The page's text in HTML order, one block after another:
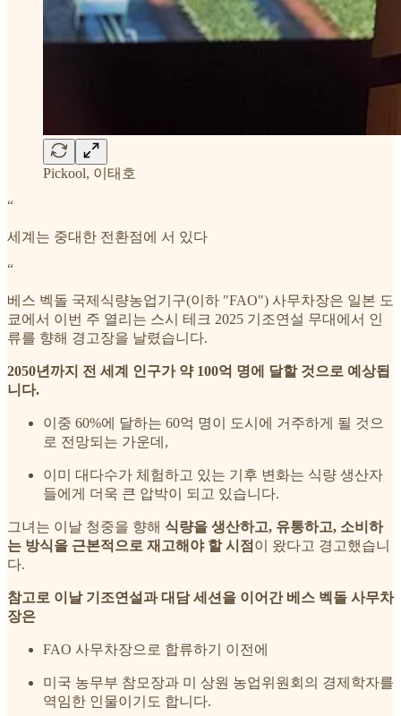
Pickool, 이태호
“
세계는 중대한 전환점에 서 있다
“
베스 벡돌 국제식량농업기구(이하 "FAO") 사무차장은 일본 도
쿄에서 이번 주 열리는 스시 테크 2025 기조연설 무대에서 인
류를 향해 경고장을 날렸습니다.
2050년까지 전 세계 인구가 약 100억 명에 달할 것으로 예상됩
니다.
이중 60%에 달하는 60억 명이 도시에 거주하게 될 것으
로 전망되는 가운데,
이미 대다수가 체험하고 있는 기후 변화는 식량 생산자
들에게 더욱 큰 압박이 되고 있습니다.
그녀는 이날 청중을 향해 식량을 생산하고, 유통하고, 소비하
는 방식을 근본적으로 재고해야 할 시점 이 왔다고 경고했습니
다.
참고로 이날 기조연설과 대담 세션을 이어간 베스 벡돌 사무차
장은
FAO 사무차장으로 합류하기 이전에
미국 농무부 참모장과 미 상원 농업위원회의 경제학자를
역임한 인물이기도 합니다.